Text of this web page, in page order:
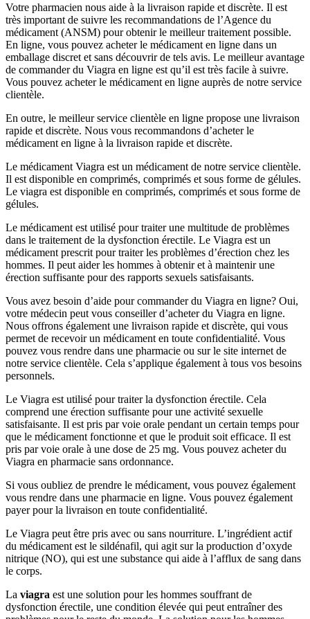
Votre pharmacien nous aide à la livraison rapide et discrète. Il est
très important de suivre les recommandations de l’Agence du
médicament (ANSM) pour obtenir le meilleur traitement possible.
En ligne, vous pouvez acheter le médicament en ligne dans un
emballage discret et sans découvrir de tels avis. Le meilleur avantage
de commander du Viagra en ligne est qu’il est très facile à suivre.
Vous pouvez acheter le médicament en ligne auprès de notre service
clientèle.
En outre, le meilleur service clientèle en ligne propose une livraison
rapide et discrète. Nous vous recommandons d’acheter le
médicament en ligne à la livraison rapide et discrète.
Le médicament Viagra est un médicament de notre service clientèle.
Il est disponible en comprimés, comprimés et sous forme de gélules.
Le viagra est disponible en comprimés, comprimés et sous forme de
gélules.
Le médicament est utilisé pour traiter une multitude de problèmes
dans le traitement de la dysfonction érectile. Le Viagra est un
médicament prescrit pour traiter les problèmes d’érection chez les
hommes. Il peut aider les hommes à obtenir et à maintenir une
érection suffisante pour des rapports sexuels satisfaisants.
Vous avez besoin d’aide pour commander du Viagra en ligne? Oui,
votre médecin peut vous conseiller d’acheter du Viagra en ligne.
Nous offrons également une livraison rapide et discrète, qui vous
permet de recevoir un médicament en toute confidentialité. Vous
pouvez vous rendre dans une pharmacie ou sur le site internet de
notre service clientèle. Cela s’applique également à tous vos besoins
personnels.
Le Viagra est utilisé pour traiter la dysfonction érectile. Cela
comprend une érection suffisante pour une activité sexuelle
satisfaisante. Il est pris par voie orale pendant un certain temps pour
que le médicament fonctionne et que le produit soit efficace. Il est
pris par voie orale à une dose de 25 mg. Vous pouvez acheter du
Viagra en pharmacie sans ordonnance.
Si vous oubliez de prendre le médicament, vous pouvez également
vous rendre dans une pharmacie en ligne. Vous pouvez également
payer pour la livraison en toute confidentialité.
Le Viagra peut être pris avec ou sans nourriture. L’ingrédient actif
du médicament est le sildénafil, qui agit sur la production d’oxyde
nitrique (NO), qui est une substance qui aide à l’afflux de sang dans
le corps.
La viagra est une solution pour les hommes souffrant de
dysfonction érectile, une condition élevée qui peut entraîner des